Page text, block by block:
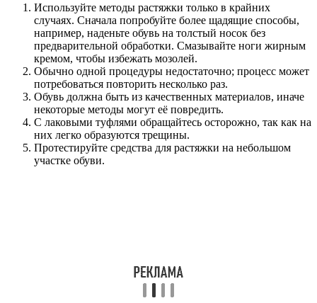
Используйте методы растяжки только в крайних
случаях. Сначала попробуйте более щадящие способы,
например, наденьте обувь на толстый носок без
предварительной обработки. Смазывайте ноги жирным
кремом, чтобы избежать мозолей.
Обычно одной процедуры недостаточно; процесс может
потребоваться повторить несколько раз.
Обувь должна быть из качественных материалов, иначе
некоторые методы могут её повредить.
С лаковыми туфлями обращайтесь осторожно, так как на
них легко образуются трещины.
Протестируйте средства для растяжки на небольшом
участке обуви.